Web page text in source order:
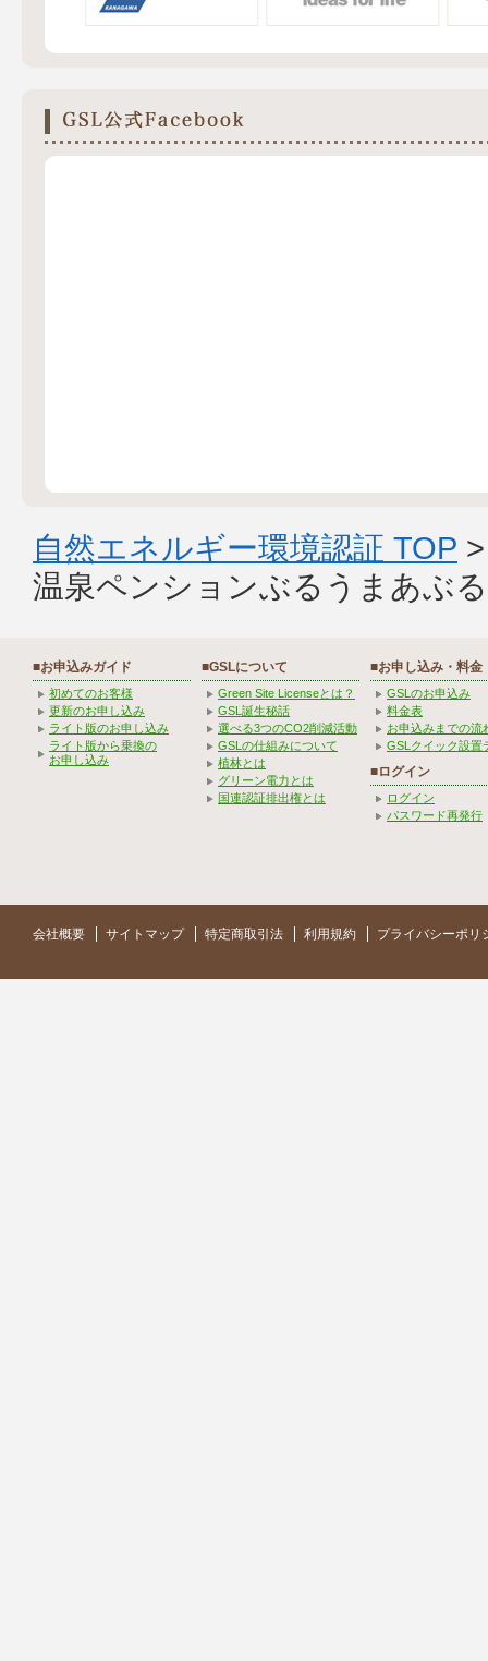
自然エネルギー環境認証 TOP
温泉ペンションぶるうまあぶ
■お申込みガイド
初めてのお客様
更新のお申し込み
ライト版のお申し込み
ライト版から乗換の
お申し込み
■GSLについて
Green Site Licenseとは？
GSL誕生秘話
選べる3つのCO2削減活動
GSLの仕組みについて
植林とは
グリーン電力とは
国連認証排出権とは
■お申し込み・料金
GSLのお申込み
料金表
お申込みまでの流
GSLクイック設置
■ログイン
ログイン
パスワード再発行
会社概要 サイトマップ 特定商取引法 利用規約 プライバシーポリ